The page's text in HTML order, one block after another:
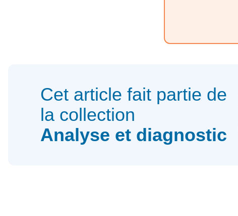
Cet article fait partie de
la collection
Analyse et diagnostic